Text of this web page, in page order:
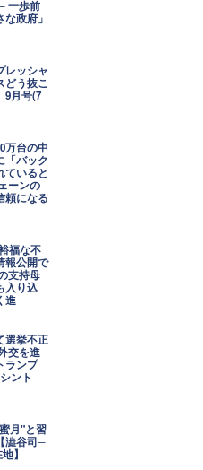
一歩前
政府」
レッシャ
う抜こ
9月号(7
万台の中
「バック
ていると
ーンの
頼になる
福な不
報公開で
支持母
入り込
進
選挙不正
交を進
ランプ
ント
月"と習
澁谷司─
】